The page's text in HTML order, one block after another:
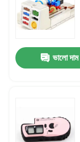
ভালো দাম